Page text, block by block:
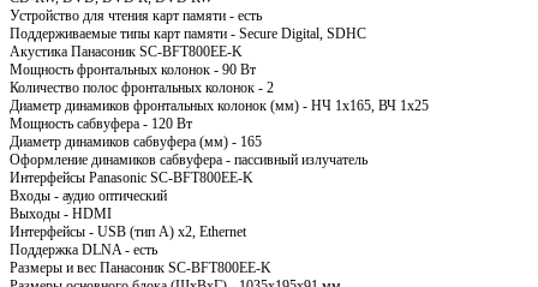
Устройство для чтения карт памяти - есть
Поддерживаемые типы карт памяти - Secure Digital, SDHC
Акустика Панасоник SC-BFT800EE-K
Мощность фронтальных колонок - 90 Вт
Количество полос фронтальных колонок - 2
Диаметр динамиков фронтальных колонок (мм) - НЧ 1x165, ВЧ 1x25
Мощность сабвуфера - 120 Вт
Диаметр динамиков сабвуфера (мм) - 165
Оформление динамиков сабвуфера - пассивный излучатель
Интерфейсы Panasonic SC-BFT800EE-K
Входы - аудио оптический
Выходы - HDMI
Интерфейсы - USB (тип A) x2, Ethernet
Поддержка DLNA - есть
Размеры и вес Панасоник SC-BFT800EE-K